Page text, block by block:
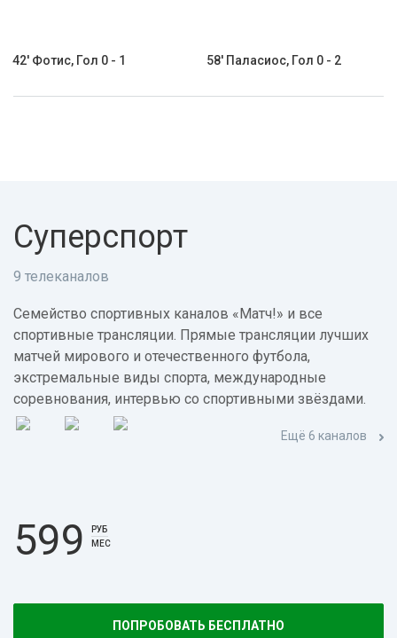
42' Фотис, Гол 0 - 1 58' Паласиос, Гол 0 - 2
Суперспорт
9 телеканалов
Семейство спортивных каналов «Матч!» и все
спортивные трансляции. Прямые трансляции лучших
матчей мирового и отечественного футбола,
экстремальные виды спорта, международные
соревнования, интервью со спортивными звёздами.
Ещё 6 каналов
599
РУБ
МЕС
ПОПРОБОВАТЬ БЕСПЛАТНО